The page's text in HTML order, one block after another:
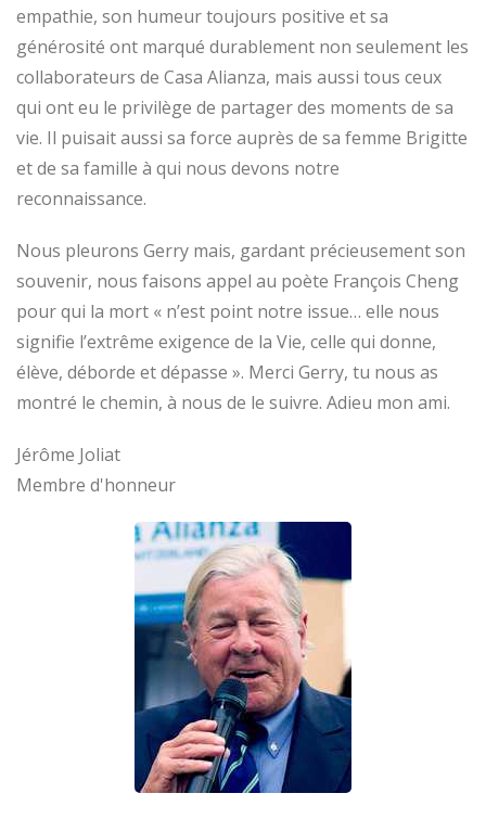
empathie, son humeur toujours positive et sa
générosité ont marqué durablement non seulement les
collaborateurs de Casa Alianza, mais aussi tous ceux
qui ont eu le privilège de partager des moments de sa
vie. Il puisait aussi sa force auprès de sa femme Brigitte
et de sa famille à qui nous devons notre
reconnaissance.
Nous pleurons Gerry mais, gardant précieusement son
souvenir, nous faisons appel au poète François Cheng
pour qui la mort « n’est point notre issue… elle nous
signifie l’extrême exigence de la Vie, celle qui donne,
élève, déborde et dépasse ». Merci Gerry, tu nous as
montré le chemin, à nous de le suivre. Adieu mon ami.
Jérôme Joliat
Membre d'honneur